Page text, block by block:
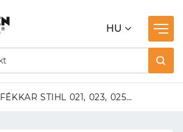
HU
FÉKKAR STIHL 021, 023, 025